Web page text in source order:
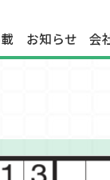
お知らせ 会